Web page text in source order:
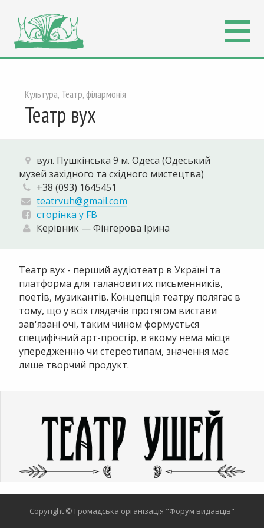
Культура, Театр, філармонія
Театр вух
вул. Пушкiнська 9 м. Одеса (Одеський
музей захiдного та схiдного мистецтва)
+38 (093) 1645451
teatrvuh@gmail.com
сторінка у FB
Керівник — Фінгерова Ірина
Театр вух - перший аудіотеатр в Україні та
платформа для талановитих письменників,
поетів, музикантів. Концепція театру полягає в
тому, що у всіх глядачів протягом вистави
зав'язані очі, таким чином формується
специфічний арт-простір, в якому нема місця
упередженню чи стереотипам, значення має
лише творчий продукт.
Copyright © Громадська організація "Форум видавців"